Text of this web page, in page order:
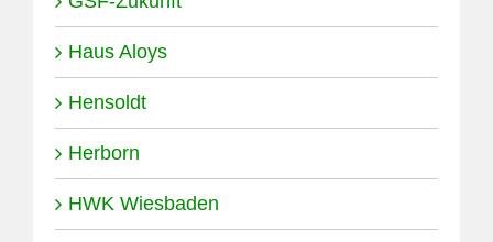
Haus Aloys
Hensoldt
Herborn
HWK Wiesbaden